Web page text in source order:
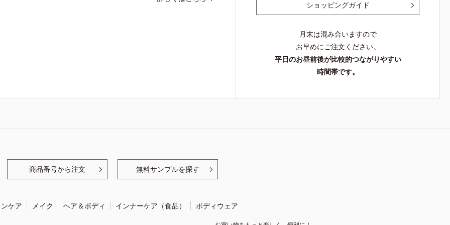
ショッピングガイド
月末は混み合いますので
お早めにご注文ください。
平日のお昼前後が比較的つながりやすい
時間帯です。
商品番号から注文 無料サンプルを探す
ケア メイク ヘア＆ボディ インナーケア（食品） ボディウェア